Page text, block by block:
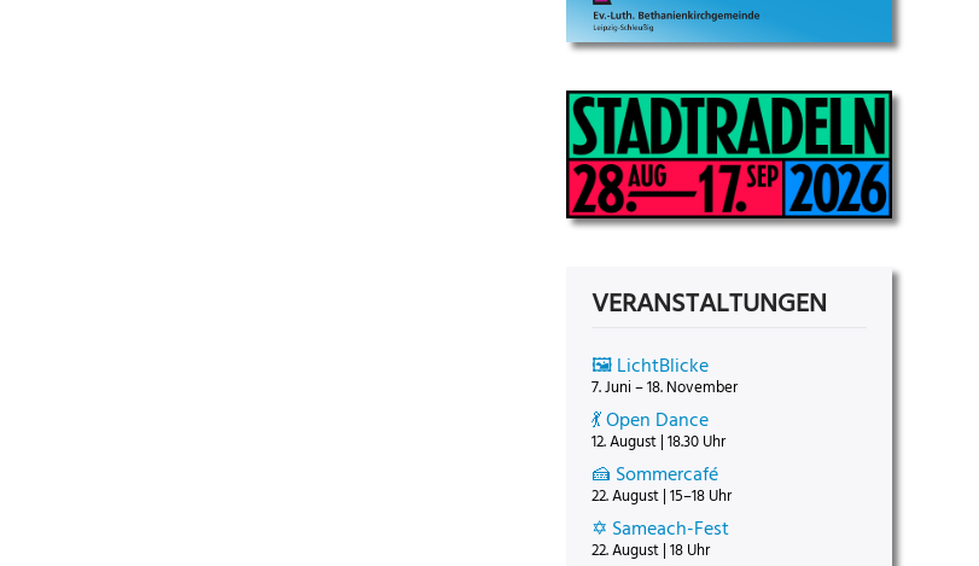
VERANSTALTUNGEN
🖼️ LichtBlicke
7. Juni – 18. November
💃 Open Dance
12. August | 18.30 Uhr
🍰 Sommercafé
22. August | 15–18 Uhr
✡️ Sameach-Fest
22. August | 18 Uhr